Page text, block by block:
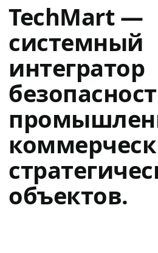
TechMart —
системный
интегратор
объектов.